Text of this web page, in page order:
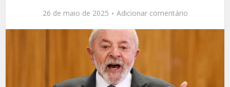
26 de maio de 2025 Adicionar comentário